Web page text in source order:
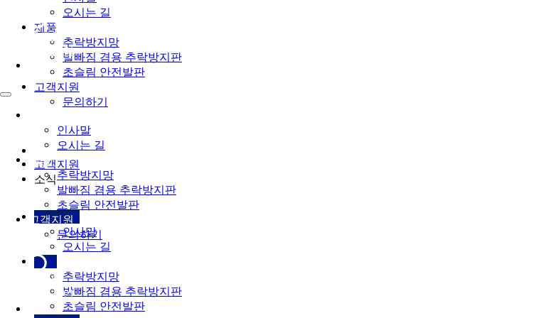
로그인
회원가입
인사말
오시는 길
제품
추락방지망
발빠짐 겸용 추락방지판
초슬림 안전발판
고객지원
문의하기
로그인
회원가입
오시는 길
제품
추락방지망
발빠짐 겸용 추락방지판
초슬림 안전발판
고객지원
문의하기
고객지원
소식
회사소개
인사말
오시는 길
제품
추락방지망
발빠짐 겸용 추락방지판
초슬림 안전발판